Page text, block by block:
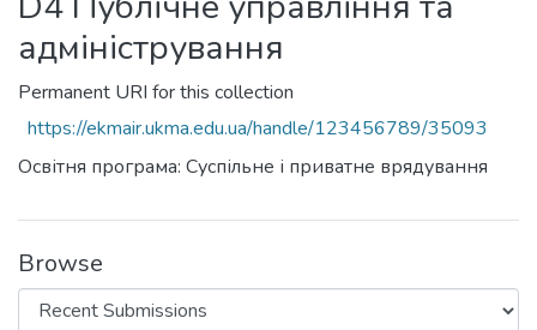
адміністрування
Permanent URI for this collection
https://ekmair.ukma.edu.ua/handle/123456789/35093
Освітня програма: Суспільне і приватне врядування
Browse